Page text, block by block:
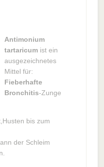
Antimonium
tartaricumist ein
ausgezeichnetes
Mittel für:
Fieberhafte
Bronchitis-Zunge
bis zum
der Schleim